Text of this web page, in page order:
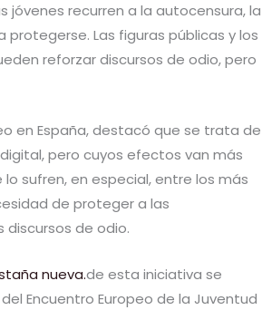
recurren a la autocensura, la
Las figuras públicas y los
reforzar discursos de odio, pero
en España, destacó que se trata de
pero cuyos efectos van más
sufren, en especial, entre los más
de proteger a las
discursos de odio.
nueva.de esta iniciativa se
Encuentro Europeo de la Juventud